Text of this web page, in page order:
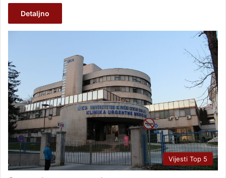
Detaljno
Vijesti Top 5